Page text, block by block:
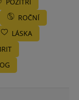
POZÍTŘÍ
ROČNÍ
LÁSKA